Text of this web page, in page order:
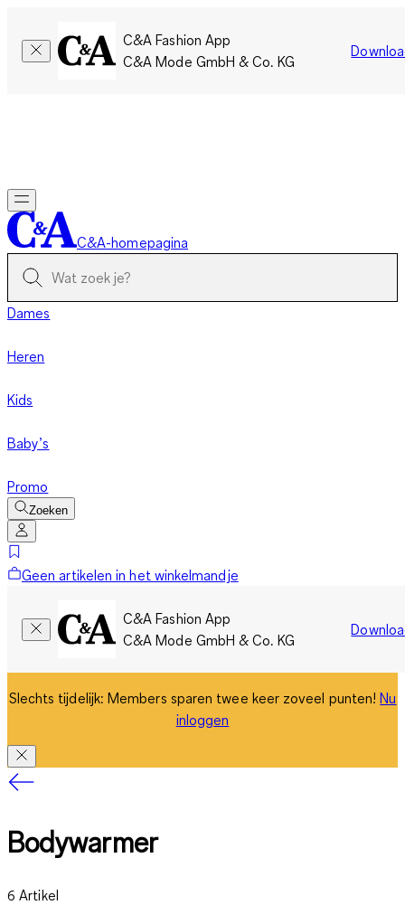
C&A Fashion App
C&A Mode GmbH & Co. KG
C&A-homepagina
Dames
Heren
Kids
Baby’s
Promo
Zoeken
Geen artikelen in het winkelmandje
C&A Fashion App
C&A Mode GmbH & Co. KG
Slechts tijdelijk: Members sparen twee keer zoveel punten!Nu
inloggen
Bodywarmer
6 Artikel